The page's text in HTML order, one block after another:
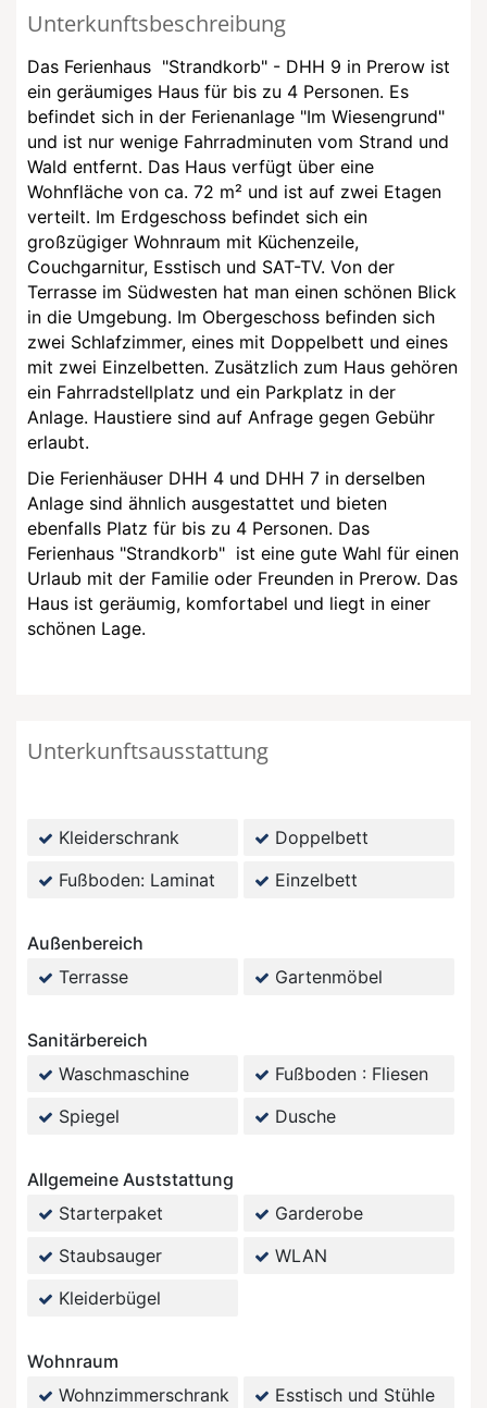
Unterkunftsbeschreibung
Das Ferienhaus "Strandkorb" - DHH 9 in Prerow ist
ein geräumiges Haus für bis zu 4 Personen. Es
befindet sich in der Ferienanlage "Im Wiesengrund"
und ist nur wenige Fahrradminuten vom Strand und
Wald entfernt. Das Haus verfügt über eine
Wohnfläche von ca. 72 m² und ist auf zwei Etagen
verteilt. Im Erdgeschoss befindet sich ein
großzügiger Wohnraum mit Küchenzeile,
Couchgarnitur, Esstisch und SAT-TV. Von der
Terrasse im Südwesten hat man einen schönen Blick
in die Umgebung. Im Obergeschoss befinden sich
zwei Schlafzimmer, eines mit Doppelbett und eines
mit zwei Einzelbetten. Zusätzlich zum Haus gehören
ein Fahrradstellplatz und ein Parkplatz in der
Anlage. Haustiere sind auf Anfrage gegen Gebühr
erlaubt.
Die Ferienhäuser DHH 4 und DHH 7 in derselben
Anlage sind ähnlich ausgestattet und bieten
ebenfalls Platz für bis zu 4 Personen. Das
Ferienhaus "Strandkorb" ist eine gute Wahl für einen
Urlaub mit der Familie oder Freunden in Prerow. Das
Haus ist geräumig, komfortabel und liegt in einer
schönen Lage.
Unterkunftsausstattung
Kleiderschrank
Doppelbett
Fußboden: Laminat
Einzelbett
Außenbereich
Terrasse
Gartenmöbel
Sanitärbereich
Waschmaschine
Fußboden : Fliesen
Spiegel
Dusche
Allgemeine Auststattung
Starterpaket
Garderobe
Staubsauger
WLAN
Kleiderbügel
Wohnraum
Wohnzimmerschrank
Esstisch und Stühle